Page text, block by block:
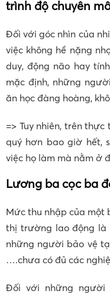
trình độ chuyên
Đối với góc nhìn của
việc không hề nặng
duy, động não hay
mặc định, những
ăn học đàng hoàng,
=> Tuy nhiên, trên
quý hơn bao giờ hết,
việc họ làm mà nằm ở
Lương ba cọc ba
Mức thu nhập của một
thị trường lao động là
những người bảo vệ
….chưa có đủ các
Đối với những